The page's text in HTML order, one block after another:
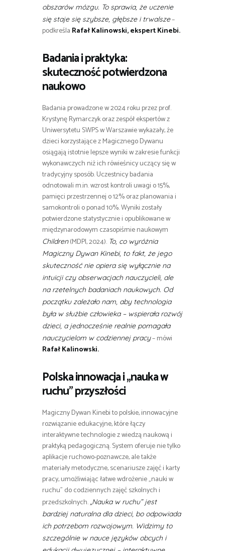
obszarów mózgu. To sprawia, że uczenie
się staje się szybsze, głębsze i trwalsze–
podkreśla Rafał Kalinowski, ekspert Kinebi.
Badania i praktyka:
skuteczność potwierdzona
naukowo
Badania prowadzone w 2024 roku przez prof.
Krystynę Rymarczyk oraz zespół ekspertów z
Uniwersytetu SWPS w Warszawie wykazały, że
dzieci korzystające z Magicznego Dywanu
osiągają istotnie lepsze wyniki w zakresie funkcji
wykonawczych niż ich rówieśnicy uczący się w
tradycyjny sposób. Uczestnicy badania
odnotowali m.in. wzrost kontroli uwagi o 15%,
pamięci przestrzennej o 12% oraz planowania i
samokontroli o ponad 10%. Wyniki zostały
potwierdzone statystycznie i opublikowane w
międzynarodowym czasopiśmie naukowym
Children(MDPI, 2024). To, co wyróżnia
Magiczny Dywan Kinebi, to fakt, że jego
skuteczność nie opiera się wyłącznie na
intuicji czy obserwacjach nauczycieli, ale
na rzetelnych badaniach naukowych. Od
początku zależało nam, aby technologia
była w służbie człowieka – wspierała rozwój
dzieci, a jednocześnie realnie pomagała
nauczycielom w codziennej pracy– mówi
Rafał Kalinowski.
Polska innowacja i „nauka w
ruchu” przyszłości
Magiczny Dywan Kinebi to polskie, innowacyjne
rozwiązanie edukacyjne, które łączy
interaktywne technologie z wiedzą naukową i
praktyką pedagogiczną. System oferuje nie tylko
aplikacje ruchowo-poznawcze, ale także
materiały metodyczne, scenariusze zajęć i karty
pracy, umożliwiając łatwe wdrożenie „nauki w
ruchu” do codziennych zajęć szkolnych i
przedszkolnych.„Nauka w ruchu” jest
bardziej naturalna dla dzieci, bo odpowiada
ich potrzebom rozwojowym. Widzimy to
szczególnie w nauce języków obcych i